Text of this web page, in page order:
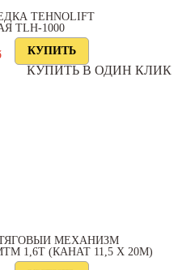
TEHNOLIFT
TLH-1000
КУПИТЬ В ОДИН КЛИК
МЕХАНИЗМ
1,6Т (КАНАТ 11,5 Х 20М)